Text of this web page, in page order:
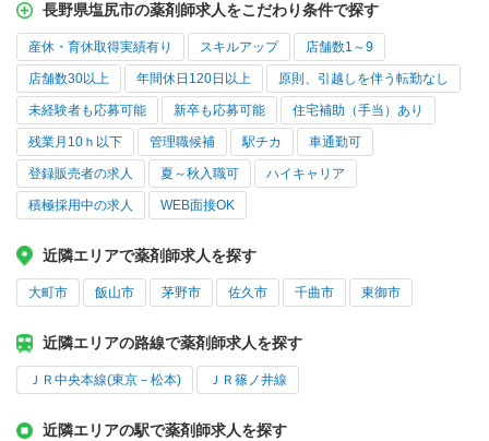
長野県塩尻市の薬剤師求人をこだわり条件で探す
産休・育休取得実績有り スキルアップ 店舗数1～9
店舗数30以上 年間休日120日以上 原則、引越しを伴う転勤なし
未経験者も応募可能 新卒も応募可能 住宅補助（手当）あり
残業月10ｈ以下 管理職候補 駅チカ 車通勤可
登録販売者の求人 夏～秋入職可 ハイキャリア
積極採用中の求人 WEB面接OK
近隣エリアで薬剤師求人を探す
大町市 飯山市 茅野市 佐久市 千曲市 東御市
近隣エリアの路線で薬剤師求人を探す
ＪＲ中央本線(東京－松本) ＪＲ篠ノ井線
近隣エリアの駅で薬剤師求人を探す